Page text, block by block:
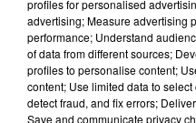
A lire aussi
6 août 2026
À
profiles for personalised
advertising; Measure advertising
performance; Understand
of data from different sources;
profiles to personalise content;
content; Use limited data to
detect fraud, and fix errors;
Save and communicate privacy